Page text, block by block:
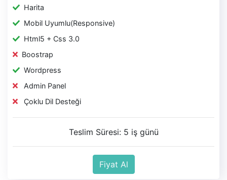
Harita
Mobil Uyumlu(Responsive)
Html5 + Css 3.0
Boostrap
Wordpress
Admin Panel
Çoklu Dil Desteği
Teslim Süresi: 5 iş günü
Fiyat Al